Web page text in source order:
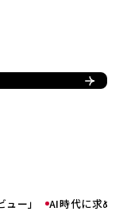
ー」 AI時代に求め